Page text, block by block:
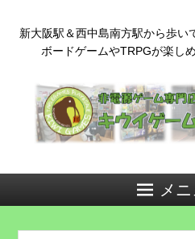
新大阪駅＆西中島南方駅から歩
ボードゲームやTRPGが楽し
メ